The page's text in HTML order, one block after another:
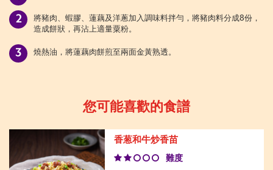
將豬肉、蝦膠、蓮藕及洋蔥加入調味料拌勻，將豬肉料分成8份，
造成餅狀，再沾上適量粟粉。
燒熱油，將蓮藕肉餅煎至兩面金黃熟透。
您可能喜歡的食譜
香葱和牛炒香苗
難度